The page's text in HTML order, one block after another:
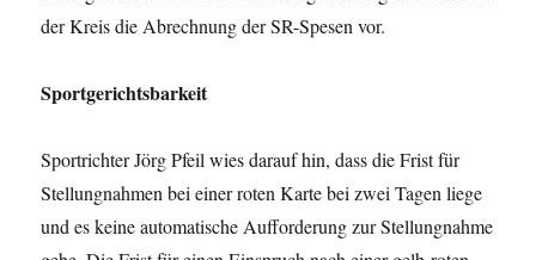
der Kreis die Abrechnung der SR-Spesen vor.
Sportgerichtsbarkeit
Sportrichter Jörg Pfeil wies darauf hin, dass die Frist für
Stellungnahmen bei einer roten Karte bei zwei Tagen liege
und es keine automatische Aufforderung zur Stellungnahme